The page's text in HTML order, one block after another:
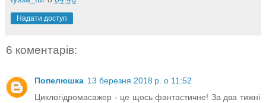
Надати доступ
6 коментарів:
Попелюшка 13 березня 2018 р. о 11:52
Циклогідромасажер - це щось фантастичне! За два тижні